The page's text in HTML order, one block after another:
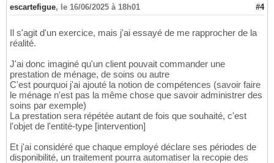
escartefigue, le 16/06/2025 à 18h01 #4
Il s'agit d'un exercice, mais j'ai essayé de me rapprocher de la
réalité.
J'ai donc imaginé qu'un client pouvait commander une
prestation de ménage, de soins ou autre
C'est pourquoi j'ai ajouté la notion de compétences (savoir faire
le ménage n'est pas la même chose que savoir administrer des
soins par exemple)
La prestation sera répétée autant de fois que souhaité, c'est
l'objet de l'entité-type [intervention]
Et j'ai considéré que chaque employé déclare ses périodes de
disponibilité, un traitement pourra automatiser la recopie des